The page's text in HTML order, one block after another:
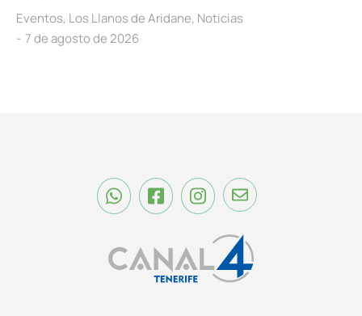
Eventos, Los Llanos de Aridane, Noticias
7 de agosto de 2026